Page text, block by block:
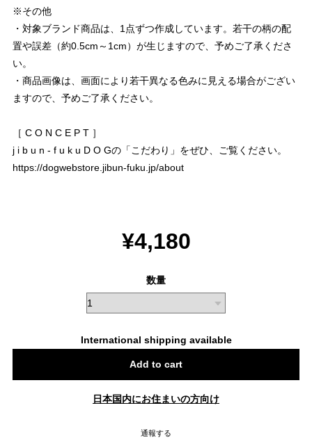
※その他
・対象ブランド商品は、1点ずつ作成しています。若干の柄の配
置や誤差（約0.5cm～1cm）が生じますので、予めご了承くださ
い。
・商品画像は、画面により若干異なる色みに見える場合がござい
ますので、予めご了承ください。
［ C O N C E P T ］
j i b u n - f u k u D O Gの「こだわり」をぜひ、ご覧ください。
https://dogwebstore.jibun-fuku.jp/about
¥4,180
数量
International shipping available
Add to cart
日本国内にお住まいの方向け
通報する